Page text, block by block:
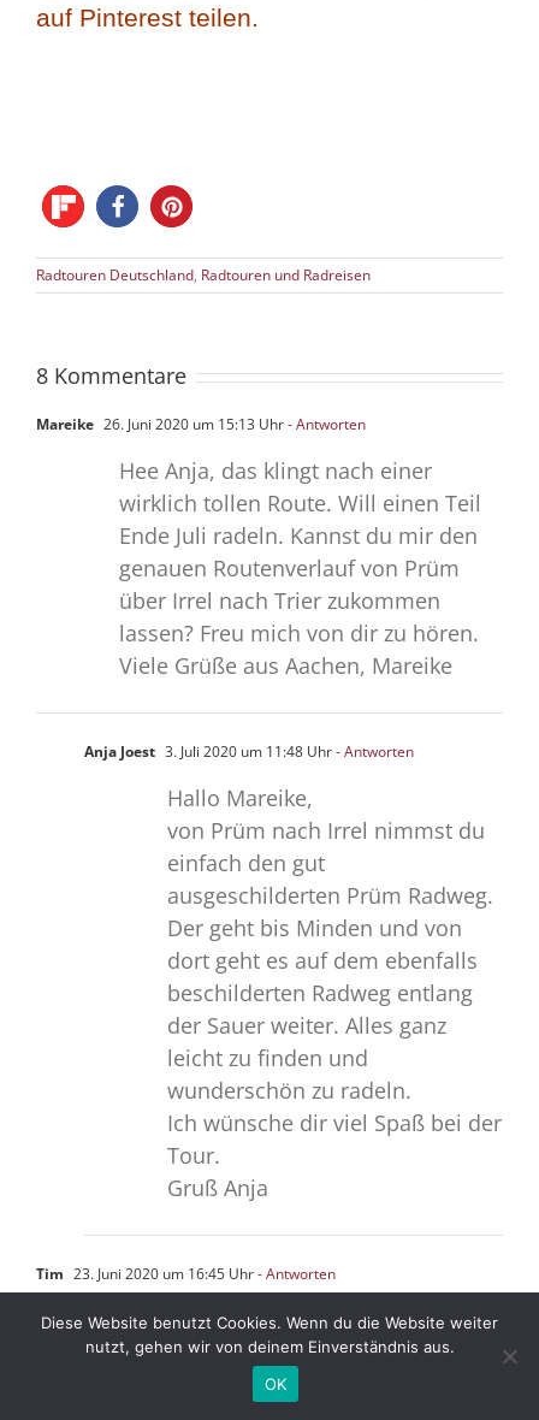
auf Pinterest teilen.
Radtouren Deutschland, Radtouren und Radreisen
8 Kommentare
Mareike 26. Juni 2020 um 15:13 Uhr- Antworten
Hee Anja, das klingt nach einer
wirklich tollen Route. Will einen Teil
Ende Juli radeln. Kannst du mir den
genauen Routenverlauf von Prüm
über Irrel nach Trier zukommen
lassen? Freu mich von dir zu hören.
Viele Grüße aus Aachen, Mareike
Anja Joest 3. Juli 2020 um 11:48 Uhr- Antworten
Hallo Mareike,
von Prüm nach Irrel nimmst du
einfach den gut
ausgeschilderten Prüm Radweg.
Der geht bis Minden und von
dort geht es auf dem ebenfalls
beschilderten Radweg entlang
der Sauer weiter. Alles ganz
leicht zu finden und
wunderschön zu radeln.
Ich wünsche dir viel Spaß bei der
Tour.
Gruß Anja
Tim 23. Juni 2020 um 16:45 Uhr- Antworten
Schöne Beschreibung der Fahrt auf
der alten Bahntrasse. Allerdings sind
Beschreibungen und Fotos des
Diese Website benutzt Cookies. Wenn du die Website weiter
nutzt, gehen wir von deinem Einverständnis aus.
OK